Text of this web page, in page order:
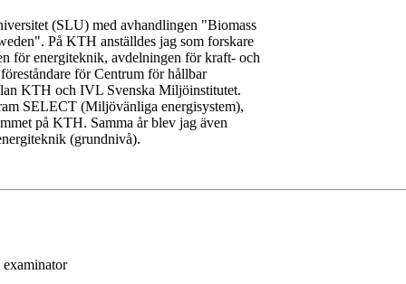
(SLU) med avhandlingen "Biomass
På KTH anställdes jag som forskare
för energiteknik, avdelningen för kraft- och
för Centrum för hållbar
KTH och IVL Svenska Miljöinstitutet.
SELECT (Miljövänliga energisystem),
på KTH. Samma år blev jag även
(grundnivå).
examinator